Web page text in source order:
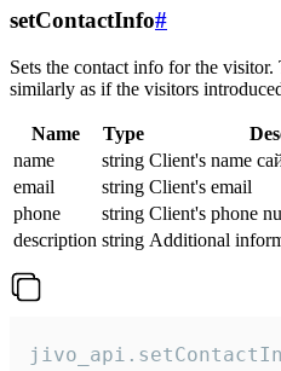
setContactInfo#
Sets the contact info for the
similarly as if the visitors
Name Type
name
string Client's name
email
string Client's email
phone
string Client's phone
description string Additional